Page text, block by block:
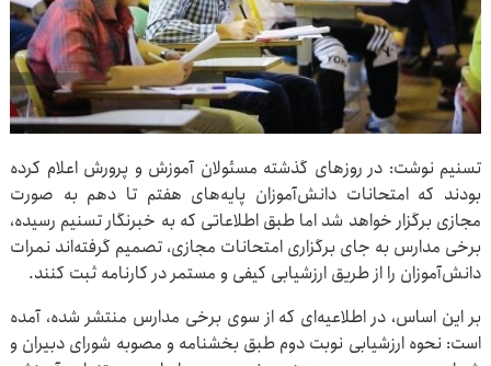
تسنیم نوشت: در روزهای گذشته مسئولان آموزش و پرورش اعلام کرده
بودند که امتحانات دانش‌آموزان پایه‌های هفتم تا دهم به صورت
مجازی برگزار خواهد شد اما طبق اطلاعاتی که به خبرنگار تسنیم رسیده،
برخی مدارس به جای برگزاری امتحانات مجازی، تصمیم گرفته‌اند نمرات
دانش‌آموزان را از طریق ارزشیابی کیفی و مستمر در کارنامه ثبت کنند.
بر این اساس، در اطلاعیه‌ای که از سوی برخی مدارس منتشر شده، آمده
است: نحوه ارزشیابی نوبت دوم طبق بخشنامه و مصوبه شورای دبیران و